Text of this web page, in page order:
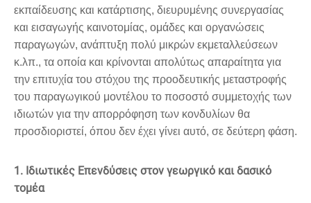
εκπαίδευσης και κατάρτισης, διευρυμένης συνεργασίας
και εισαγωγής καινοτομίας, ομάδες και οργανώσεις
παραγωγών, ανάπτυξη πολύ μικρών εκμεταλλεύσεων
κ.λπ., τα οποία και κρίνονται απολύτως απαραίτητα για
την επιτυχία του στόχου της προοδευτικής μεταστροφής
του παραγωγικού μοντέλου το ποσοστό συμμετοχής των
ιδιωτών για την απορρόφηση των κονδυλίων θα
προσδιοριστεί, όπου δεν έχει γίνει αυτό, σε δεύτερη φάση.
1. Ιδιωτικές Επενδύσεις στον γεωργικό και δασικό
τομέα